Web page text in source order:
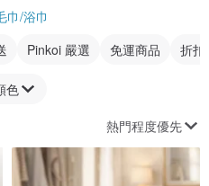
巾/浴巾
Pinkoi 嚴選 免運商品 折扣
色
熱門程度優先